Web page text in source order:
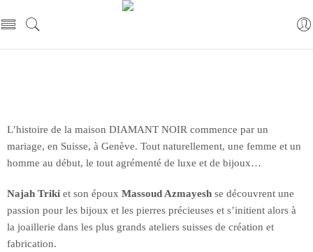
L’histoire de la maison DIAMANT NOIR commence par un
mariage, en Suisse, à Genève. Tout naturellement, une femme et un
homme au début, le tout agrémenté de luxe et de bijoux…
Najah Triki et son époux Massoud Azmayesh se découvrent une
passion pour les bijoux et les pierres précieuses et s’initient alors à
la joaillerie dans les plus grands ateliers suisses de création et
fabrication.